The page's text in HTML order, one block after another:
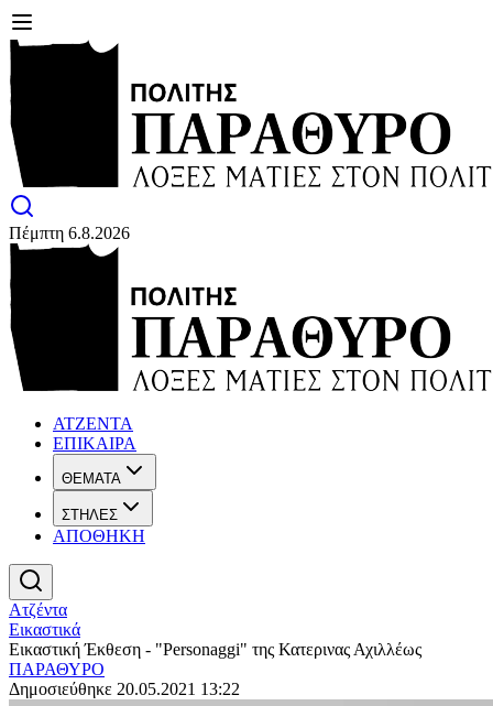
Πέμπτη 6.8.2026
ΑΤΖΕΝΤΑ
ΕΠΙΚΑΙΡΑ
ΘΕΜΑΤΑ
ΣΤΗΛΕΣ
ΑΠΟΘΗΚΗ
Ατζέντα
Εικαστικά
Εικαστική Έκθεση - "Personaggi" της Κατερινας Αχιλλέως
ΠΑΡΑΘΥΡΟ
Δημοσιεύθηκε 20.05.2021 13:22